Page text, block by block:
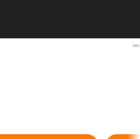
| Nueva edición,